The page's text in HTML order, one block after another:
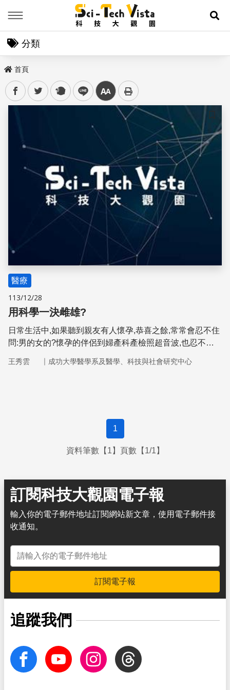
展
分類
首頁
facebooktwitter plurk line 中
儲存
醫療
113/12/28
用科學一決雌雄?
日常生活中,如果聽到親友有人懷孕,恭喜之餘,常常會忍不住
問:男的女的?懷孕的伴侶到婦產科產檢照超音波,也忍不住
物方便,畢竟嬰兒用品店裡的粉藍與粉紅二元對立簡直就是
王秀雲 ｜ 成功大學醫學系及醫學、科技與社會研究中心
1
資料筆數【1】頁數【1/1】
訂閱科技大觀園電子報
輸入你的電子郵件地址訂閱網站新文章，使用電子郵件接
收通知。
電子郵件地址
訂閱電子報
追蹤我們
facebook Youtube InstagramThreads